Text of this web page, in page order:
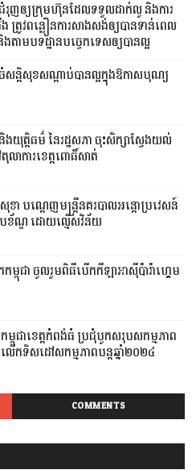
ជំរុញឲ្យក្រុមហ៊ុនដែលទទួលដាក់លូ និងការ
ង ត្រូវពន្លឿនការសាងសង់ឲ្យបានទាន់ពេល
តាមបទដ្ឋានបច្ចេកទេសឲ្យបានល្អ
ចំសន្តិសុខសណ្តាប់បានល្អក្នុងឱកាសបុណ្យ
ងយុត្តិធម៌ នៃរដ្ឋសភា ចុះសិក្សាស្វែងយល់
ាការខេត្តពោធិ៍សាត់
ខា បណ្ដេញមន្ដ្រីនគរបាលអន្ដោប្រវេសន៍
ខ័ណ្ឌ ដោយល្មើសវិន័យ
ម្ពុជា ចូលរួមពិធីបើកកីឡាអាស៊ីប៉ារ៉ាហ្គេម
ម្ពុជាខេត្តកំពង់ធំ ប្រជុំបូកសរុបសកម្មភាព
លើកទិសដៅសកម្មភាពបន្តឆ្នាំ២០២៤
COMMENTS